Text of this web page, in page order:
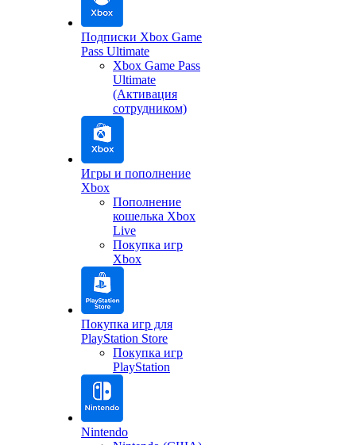
Подписки Xbox Game
Pass Ultimate
Xbox Game Pass
Ultimate
(Активация
сотрудником)
Игры и пополнение
Xbox
Пополнение
кошелька Xbox
Live
Покупка игр
Xbox
Покупка игр для
PlayStation Store
Покупка игр
PlayStation
Nintendo